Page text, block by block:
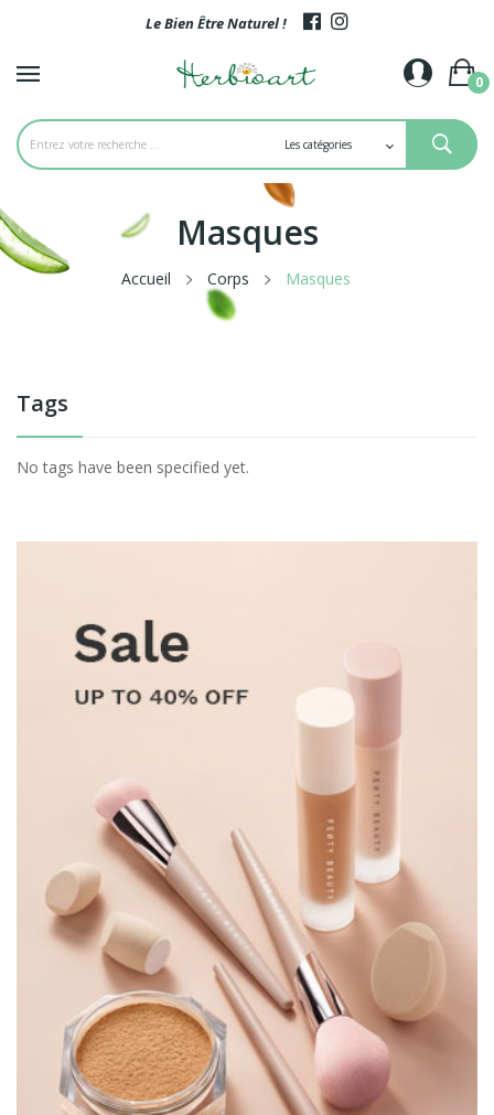
Le Bien Être Naturel !
0
Masques
Accueil Corps Masques
Tags
No tags have been specified yet.